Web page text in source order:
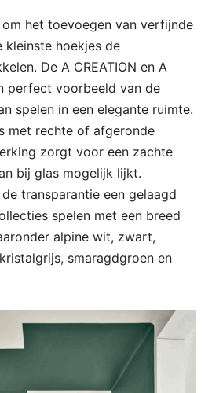
het toevoegen van verfijnde
hoekjes de
De A CREATION en A
perfect voorbeeld van de
spelen in een elegante ruimte.
met rechte of afgeronde
zorgt voor een zachte
bij glas mogelijk lijkt.
transparantie een gelaagd
spelen met een breed
alpine wit, zwart,
smaragdgroen en